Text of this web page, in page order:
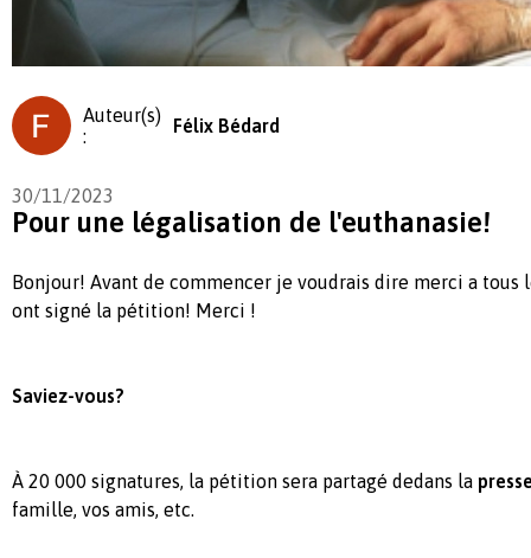
Auteur(s)
:
Félix Bédard
30/11/2023
Pour une légalisation de l'euthanasie!
Bonjour! Avant de commencer je voudrais dire merci a tous
ont signé la pétition! Merci !
Saviez-vous?
À 20 000 signatures, la pétition sera partagé dedans la
famille, vos amis, etc.